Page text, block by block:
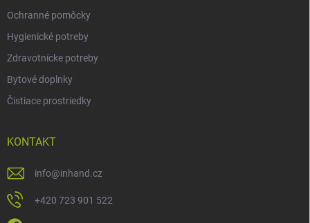
Ochranné pomôcky
Hygienické potreby
Zdravotnícke potreby
Bytové doplnky
Čistiace prostriedky
KONTAKT
info@inhand.cz
+420 723 901 522